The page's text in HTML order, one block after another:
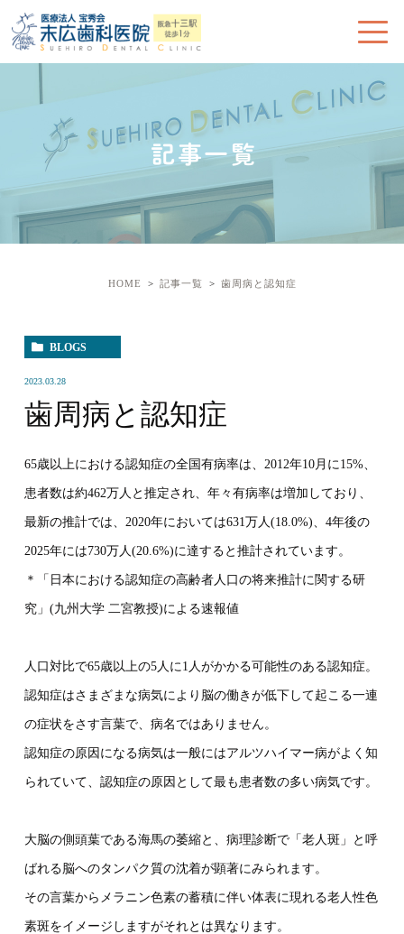
記事一覧
HOME 記事一覧 歯周病と認知症
BLOGS
2023.03.28
歯周病と認知症
65歳以上における認知症の全国有病率は、2012年10月に15%、
患者数は約462万人と推定され、年々有病率は増加しており、
最新の推計では、2020年においては631万人(18.0%)、4年後の
2025年には730万人(20.6%)に達すると推計されています。
＊「日本における認知症の高齢者人口の将来推計に関する研
究」(九州大学 二宮教授)による速報値
人口対比で65歳以上の5人に1人がかかる可能性のある認知症。
認知症はさまざまな病気により脳の働きが低下して起こる一連
の症状をさす言葉で、病名ではありません。
認知症の原因になる病気は一般にはアルツハイマー病がよく知
られていて、認知症の原因として最も患者数の多い病気です。
大脳の側頭葉である海馬の萎縮と、病理診断で「老人斑」と呼
ばれる脳へのタンパク質の沈着が顕著にみられます。
その言葉からメラニン色素の蓄積に伴い体表に現れる老人性色
素斑をイメージしますがそれとは異なります。